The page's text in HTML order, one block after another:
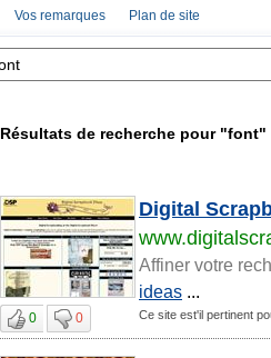
Vos remarques Plan de site
Résultats de recherche pour "font"
Digital
Affiner votre
ideas ...
0 0 Ce site est'il pertinent